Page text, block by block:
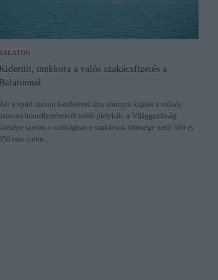
mekkora a valós szakácsfizetés a
a nyári szezon kezdetével újra szárnyra kaptak a milliós
luxusfizetésekről szóló pletykák, a Világgazdaság
szerint a valóságban a szakácsok többsége nettó 500 és
ezer forint…